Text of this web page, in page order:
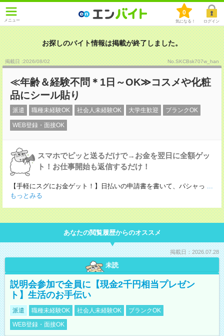
メニュー
0
気になる！ ログイン
お探しのバイト情報は掲載が終了しました。
掲載日 :2026/08/02 No.SKCBsk707w_han
≪年齢＆経験不問＊1日～OK≫コスメや化粧
品にシール貼り
派遣 職種未経験OK 社会人未経験OK 大学生歓迎 ブランクOK
WEB登録・面接OK
スマホでピッと送るだけで→お金を翌日に全額ゲッ
ト！お仕事開始も返信するだけ！
【手軽にスグにお金ゲット！】日払いの申請書を書いて、パシャっ ...
もっとみる
あなたの閲覧履歴からのオススメ
掲載日：2026.07.28
未読
説明会参加で全員に【現金2千円相当プレゼン
ト】生活のお手伝い
派遣 職種未経験OK 社会人未経験OK
ブランクOK
WEB登録・面接OK